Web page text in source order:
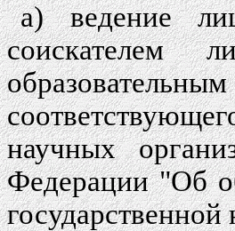
а) ведение
соискателем
научных
Федерации "Об